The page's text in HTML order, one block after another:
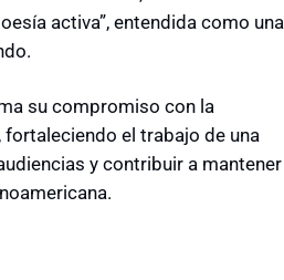
activa”, entendida como una
su compromiso con la
el trabajo de una
y contribuir a mantener